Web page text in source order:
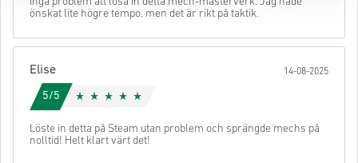
önskat lite högre tempo, men det är rikt på taktik.
Elise 14-08-2025
5/5
Löste in detta på Steam utan problem och sprängde mechs på
nolltid! Helt klart värt det!